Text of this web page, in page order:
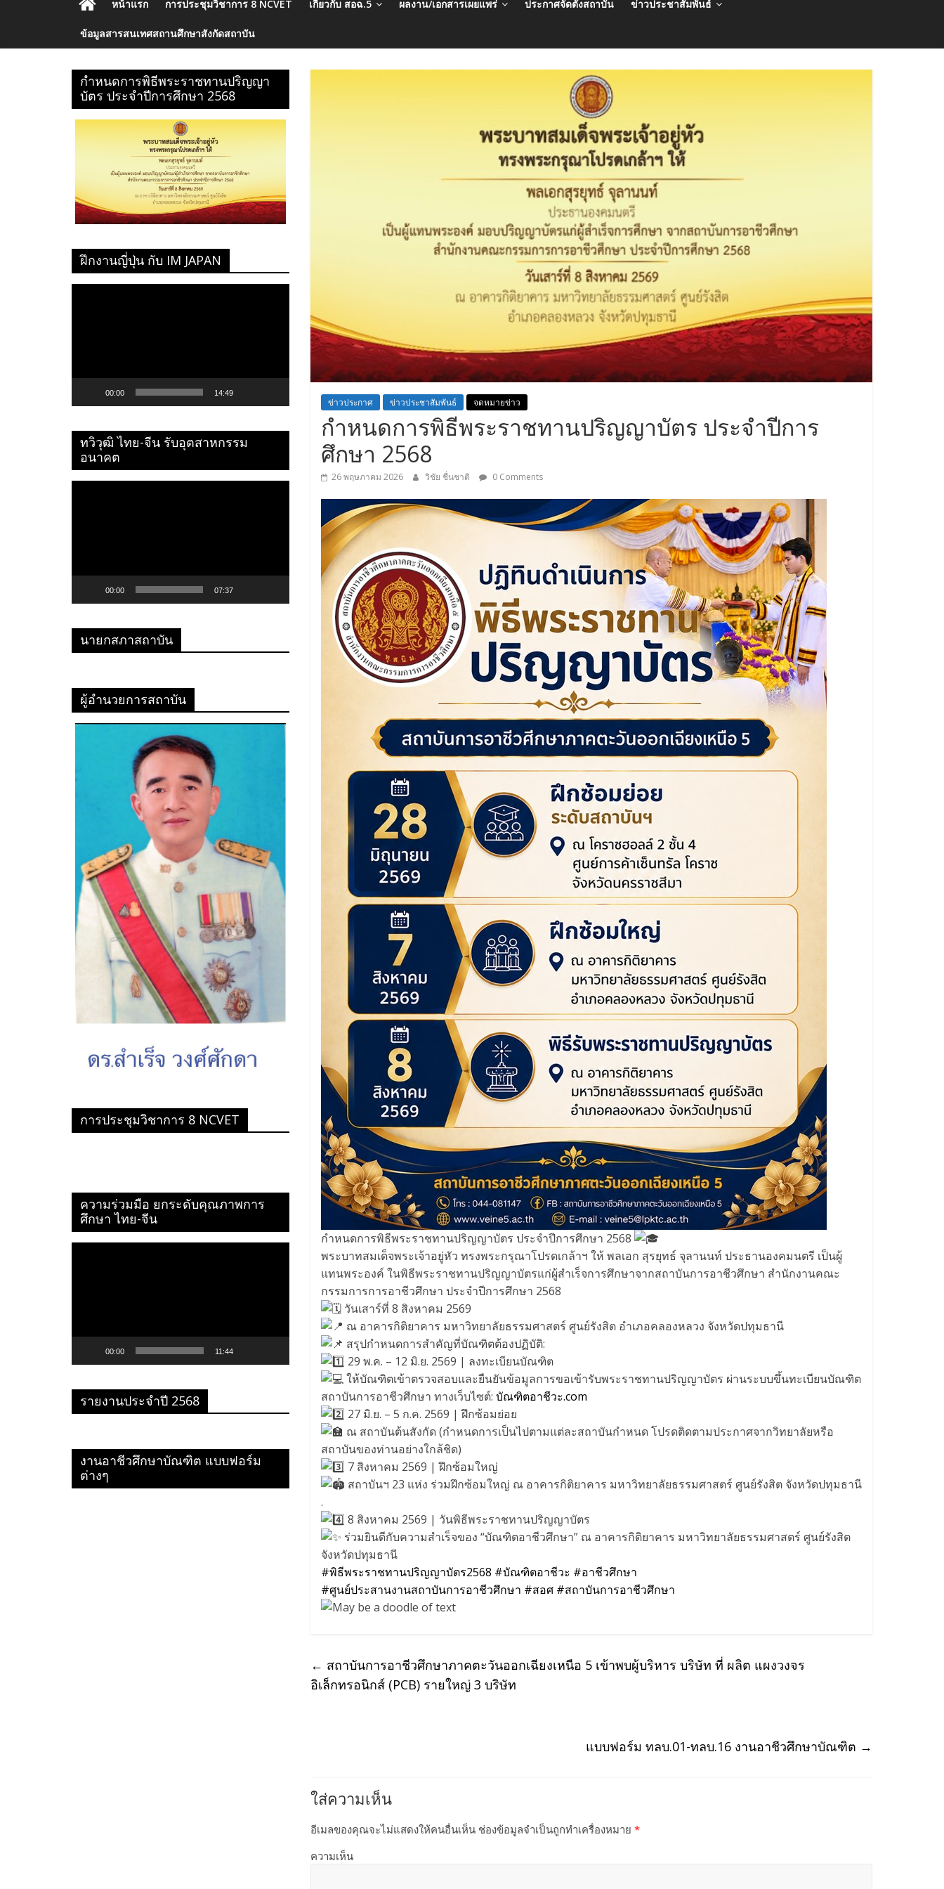
หน้าแรก การประชุมวิชาการ 8 NCVET เกี่ยวกับ สอฉ.5 ผลงาน/เอกสารเผยแพร่ ประกาศจัดตั้งสถาบัน ข่าวประชาสัมพันธ์
ข้อมูลสารสนเทศสถานศึกษาสังกัดสถาบัน
ข่าวประกาศ ข่าวประชาสัมพันธ์ จดหมายข่าว
กำหนดการพิธีพระราชทานปริญญาบัตร ประจำปีการ
ศึกษา 2568
26 พฤษภาคม 2026 วิชัย ชื่นชาติ 0 Comments
กำหนดการพิธีพระราชทานปริญญาบัตร ประจำปีการศึกษา 2568
พระบาทสมเด็จพระเจ้าอยู่หัว ทรงพระกรุณาโปรดเกล้าฯ ให้ พลเอก สุรยุทธ์ จุลานนท์ ประธานองคมนตรี เป็นผู้
แทนพระองค์ ในพิธีพระราชทานปริญญาบัตรแก่ผู้สำเร็จการศึกษาจากสถาบันการอาชีวศึกษา สำนักงานคณะ
กรรมการการอาชีวศึกษา ประจำปีการศึกษา 2568
วันเสาร์ที่ 8 สิงหาคม 2569
ณ อาคารกิติยาคาร มหาวิทยาลัยธรรมศาสตร์ ศูนย์รังสิต อำเภอคลองหลวง จังหวัดปทุมธานี
สรุปกำหนดการสำคัญที่บัณฑิตต้องปฏิบัติ:
29 พ.ค. – 12 มิ.ย. 2569 | ลงทะเบียนบัณฑิต
ให้บัณฑิตเข้าตรวจสอบและยืนยันข้อมูลการขอเข้ารับพระราชทานปริญญาบัตร ผ่านระบบขึ้นทะเบียนบัณฑิต
สถาบันการอาชีวศึกษา ทางเว็บไซต์: บัณฑิตอาชีวะ.com
27 มิ.ย. – 5 ก.ค. 2569 | ฝึกซ้อมย่อย
ณ สถาบันต้นสังกัด (กำหนดการเป็นไปตามแต่ละสถาบันกำหนด โปรดติดตามประกาศจากวิทยาลัยหรือ
สถาบันของท่านอย่างใกล้ชิด)
7 สิงหาคม 2569 | ฝึกซ้อมใหญ่
สถาบันฯ 23 แห่ง ร่วมฝึกซ้อมใหญ่ ณ อาคารกิติยาคาร มหาวิทยาลัยธรรมศาสตร์ ศูนย์รังสิต จังหวัดปทุมธานี
.
8 สิงหาคม 2569 | วันพิธีพระราชทานปริญญาบัตร
ร่วมยินดีกับความสำเร็จของ “บัณฑิตอาชีวศึกษา” ณ อาคารกิติยาคาร มหาวิทยาลัยธรรมศาสตร์ ศูนย์รังสิต
จังหวัดปทุมธานี
#พิธีพระราชทานปริญญาบัตร2568 #บัณฑิตอาชีวะ #อาชีวศึกษา
#ศูนย์ประสานงานสถาบันการอาชีวศึกษา #สอศ #สถาบันการอาชีวศึกษา
← สถาบันการอาชีวศึกษาภาคตะวันออกเฉียงเหนือ 5 เข้าพบผู้บริหาร บริษัท ที่ ผลิต แผงวงจร
อิเล็กทรอนิกส์ (PCB) รายใหญ่ 3 บริษัท
แบบฟอร์ม ทลบ.01-ทลบ.16 งานอาชีวศึกษาบัณฑิต →
ใส่ความเห็น
อีเมลของคุณจะไม่แสดงให้คนอื่นเห็น ช่องข้อมูลจำเป็นถูกทำเครื่องหมาย *
ความเห็น
กำหนดการพิธีพระราชทานปริญญา
บัตร ประจำปีการศึกษา 2568
ฝึกงานญี่ปุ่น กับ IM JAPAN
00:00 14:49
ทวิวุฒิ ไทย-จีน รับอุตสาหกรรม
อนาคต
00:00 07:37
นายกสภาสถาบัน
ผู้อำนวยการสถาบัน
การประชุมวิชาการ 8 NCVET
ความร่วมมือ ยกระดับคุณภาพการ
ศึกษา ไทย-จีน
00:00 11:44
รายงานประจำปี 2568
งานอาชีวศึกษาบัณฑิต แบบฟอร์ม
ต่างๆ